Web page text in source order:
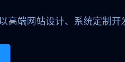
高端网站设计、系统定制